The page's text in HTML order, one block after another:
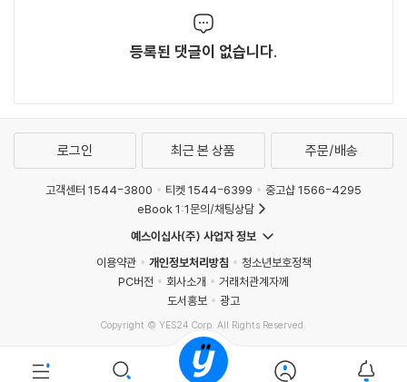
등록된 댓글이 없습니다.
로그인 최근 본 상품 주문/배송
고객센터 1544-3800 티켓 1544-6399
중고샵 1566-4295
eBook 1:1문의/채팅상담
예스이십사(주) 사업자 정보
이용약관
개인정보처리방침
청소년보호정책
PC버전
회사소개
거래처관계자께
도서홍보
광고
Copyright © YES24 Corp. All Rights Reserved.